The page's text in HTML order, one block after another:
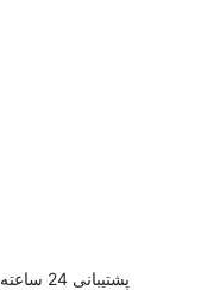
پشتیبانی 24 ساعته